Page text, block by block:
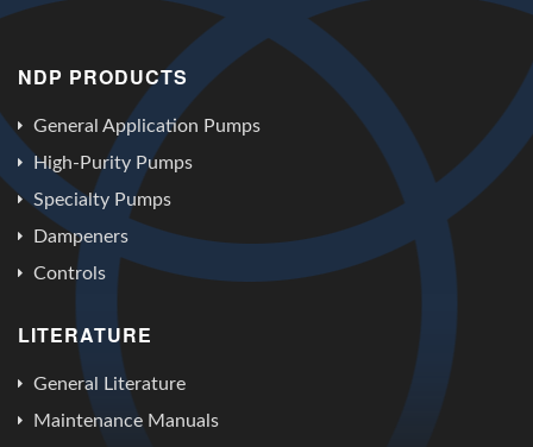
NDP PRODUCTS
General Application Pumps
High-Purity Pumps
Specialty Pumps
Dampeners
Controls
LITERATURE
General Literature
Maintenance Manuals